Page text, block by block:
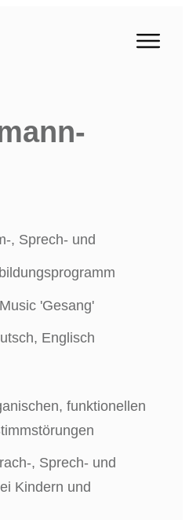
, Sprech- und
'Gesang'
Englisch
funktionellen
, Sprech- und
Kindern und